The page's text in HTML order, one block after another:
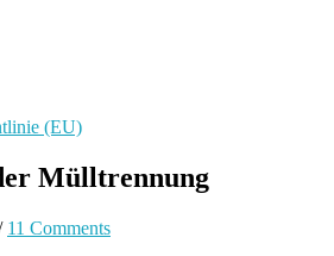
(EU)
Mülltrennung
11 Comments